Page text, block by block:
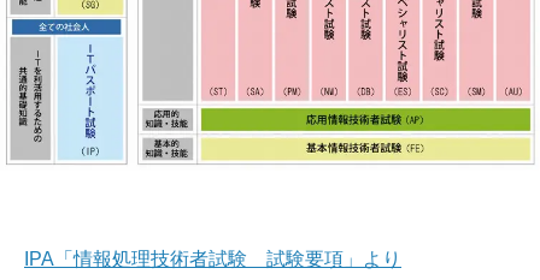
IPA「情報処理技術者試験 試験要項」より